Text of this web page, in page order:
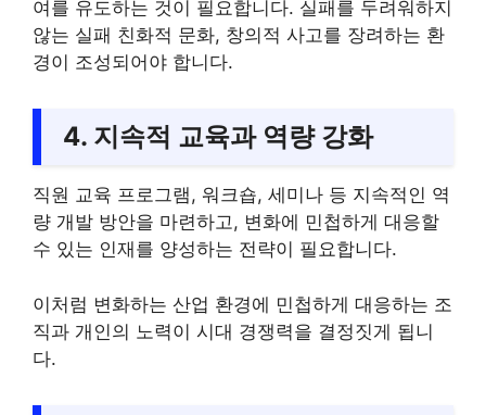
여를 유도하는 것이 필요합니다. 실패를 두려워하지
않는 실패 친화적 문화, 창의적 사고를 장려하는 환
경이 조성되어야 합니다.
4. 지속적 교육과 역량 강화
직원 교육 프로그램, 워크숍, 세미나 등 지속적인 역
량 개발 방안을 마련하고, 변화에 민첩하게 대응할
수 있는 인재를 양성하는 전략이 필요합니다.
이처럼 변화하는 산업 환경에 민첩하게 대응하는 조
직과 개인의 노력이 시대 경쟁력을 결정짓게 됩니
다.